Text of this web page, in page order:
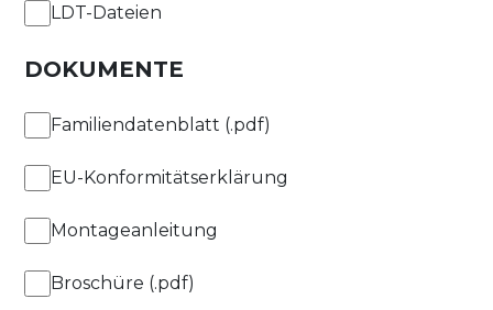
LDT-Dateien
DOKUMENTE
Familiendatenblatt (.pdf)
EU-Konformitätserklärung
Montageanleitung
Broschüre (.pdf)